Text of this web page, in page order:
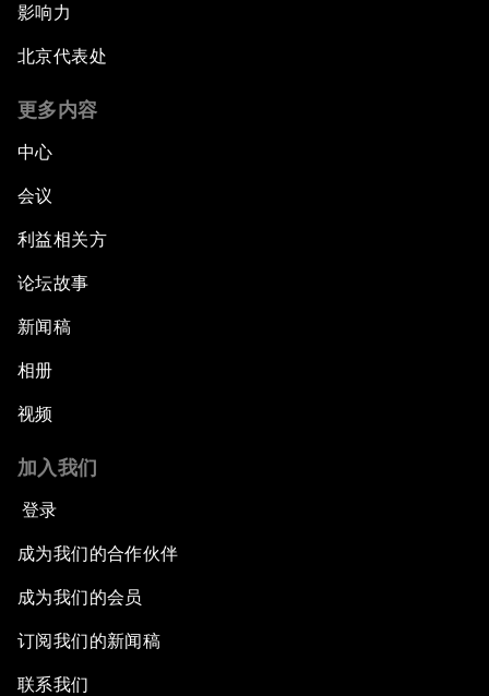
影响力
北京代表处
更多内容
中心
会议
利益相关方
论坛故事
新闻稿
相册
视频
加入我们
登录
成为我们的合作伙伴
成为我们的会员
订阅我们的新闻稿
联系我们